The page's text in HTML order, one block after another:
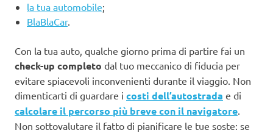
la tua automobile;
BlaBlaCar.
Con la tua auto, qualche giorno prima di partire fai un
check-up completo dal tuo meccanico di fiducia per
evitare spiacevoli inconvenienti durante il viaggio. Non
dimenticarti di guardare i costi dell’autostrada e di
calcolare il percorso più breve con il navigatore.
Non sottovalutare il fatto di pianificare le tue soste: se